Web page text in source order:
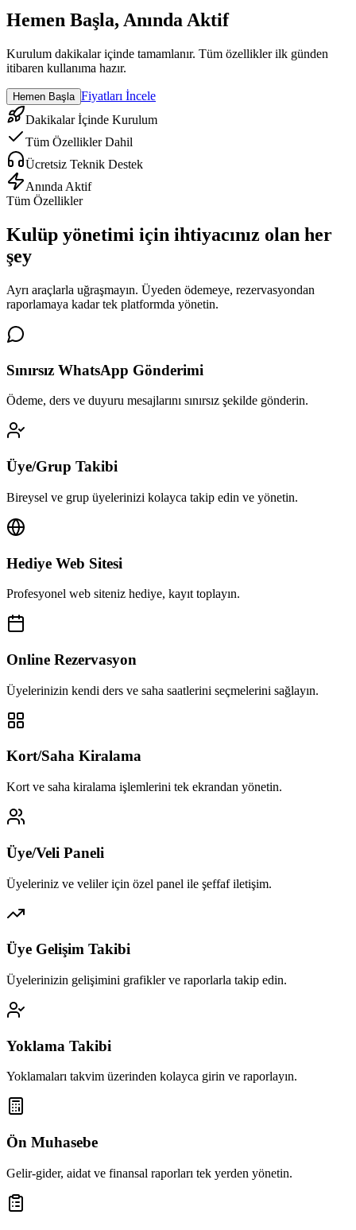
Hemen Başla, Anında Aktif
Kurulum dakikalar içinde tamamlanır. Tüm özellikler ilk günden
itibaren kullanıma hazır.
Hemen Başla Fiyatları İncele
Dakikalar İçinde Kurulum
Tüm Özellikler Dahil
Ücretsiz Teknik Destek
Anında Aktif
Tüm Özellikler
Kulüp yönetimi için ihtiyacınız olan her
şey
Ayrı araçlarla uğraşmayın. Üyeden ödemeye, rezervasyondan
raporlamaya kadar tek platformda yönetin.
Sınırsız WhatsApp Gönderimi
Ödeme, ders ve duyuru mesajlarını sınırsız şekilde gönderin.
Üye/Grup Takibi
Bireysel ve grup üyelerinizi kolayca takip edin ve yönetin.
Hediye Web Sitesi
Profesyonel web siteniz hediye, kayıt toplayın.
Online Rezervasyon
Üyelerinizin kendi ders ve saha saatlerini seçmelerini sağlayın.
Kort/Saha Kiralama
Kort ve saha kiralama işlemlerini tek ekrandan yönetin.
Üye/Veli Paneli
Üyeleriniz ve veliler için özel panel ile şeffaf iletişim.
Üye Gelişim Takibi
Üyelerinizin gelişimini grafikler ve raporlarla takip edin.
Yoklama Takibi
Yoklamaları takvim üzerinden kolayca girin ve raporlayın.
Ön Muhasebe
Gelir-gider, aidat ve finansal raporları tek yerden yönetin.